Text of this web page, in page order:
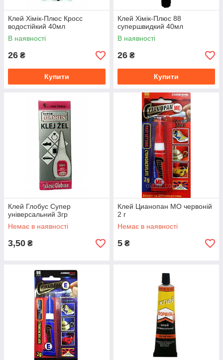
Клей Хімік-Плюс Кросс
водостійкий 40мл
В наявності
26 ₴
Купити
Клей Хімік-Плюс 88
супершвидкий 40мл
В наявності
26 ₴
Купити
Клей Глобус Супер
універсальний 3гр
Немає в наявності
3,50 ₴
Клей Цианопан МО червоній
2 г
Немає в наявності
5 ₴